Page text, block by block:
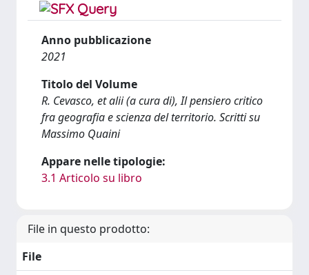
Anno pubblicazione
2021
Titolo del Volume
R. Cevasco, et alii (a cura di), Il pensiero critico
fra geografia e scienza del territorio. Scritti su
Massimo Quaini
Appare nelle tipologie:
3.1 Articolo su libro
File in questo prodotto:
File